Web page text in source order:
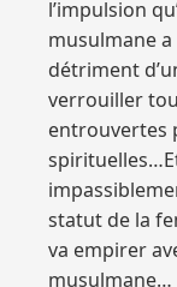
l’impulsion
musulmane
détriment
verrouiller
entrouvertes
statut de la
va empirer
musulmane…